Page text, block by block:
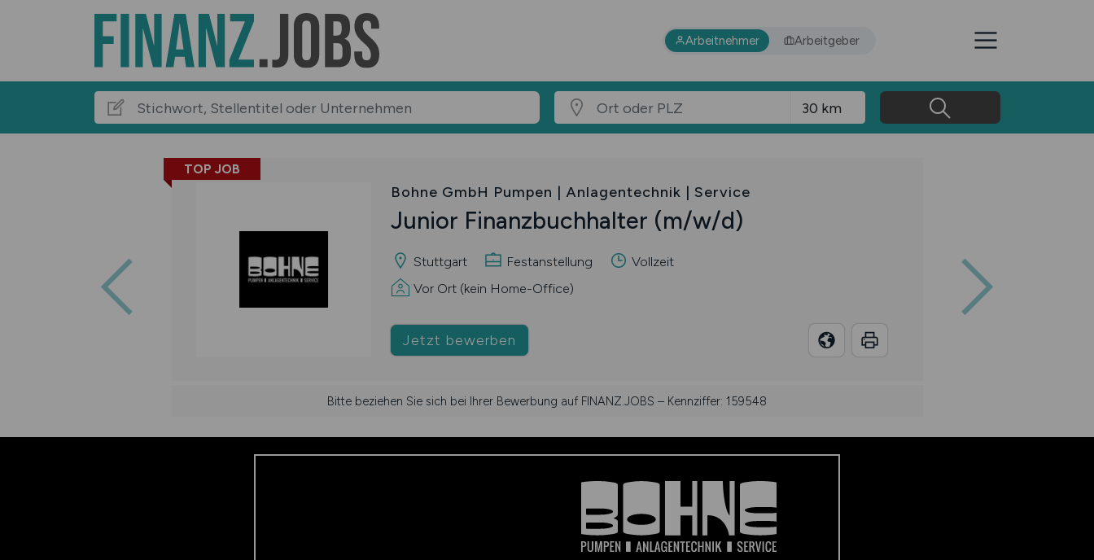
Arbeitnehmer Arbeitgeber
TOP JOB
Bohne GmbH Pumpen | Anlagentechnik | Service
Junior Finanzbuchhalter (m/w/d)
Stuttgart Festanstellung
Vollzeit
Vor Ort (kein Home-Office)
Jetzt bewerben
Bitte beziehen Sie sich bei Ihrer Bewerbung auf FINANZ.JOBS – Kennziffer: 159548